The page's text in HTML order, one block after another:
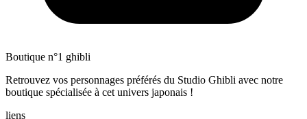
Boutique n°1 ghibli
Retrouvez vos personnages préférés du Studio Ghibli avec notre
boutique spécialisée à cet univers japonais !
liens